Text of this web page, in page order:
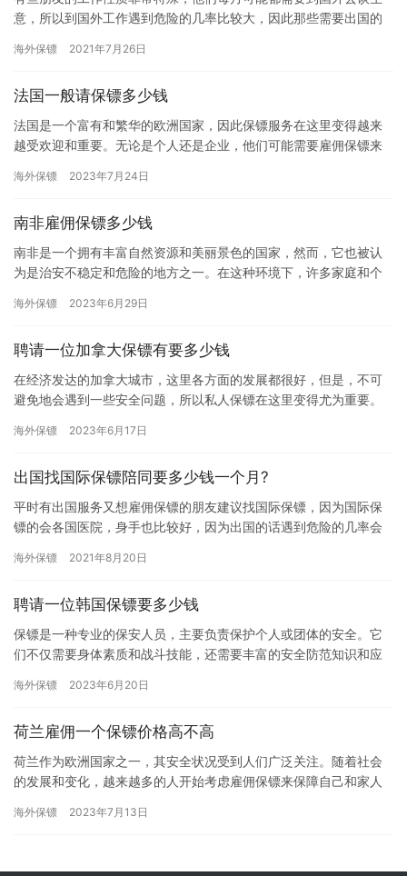
意，所以到国外工作遇到危险的几率比较大，因此那些需要出国的
看吧…
海外保镖 2021年7月26日
法国一般请保镖多少钱
法国是一个富有和繁华的欧洲国家，因此保镖服务在这里变得越来
越受欢迎和重要。无论是个人还是企业，他们可能需要雇佣保镖来
是一…
海外保镖 2023年7月24日
南非雇佣保镖多少钱
南非是一个拥有丰富自然资源和美丽景色的国家，然而，它也被认
为是治安不稳定和危险的地方之一。在这种环境下，许多家庭和个
费用是…
海外保镖 2023年6月29日
聘请一位加拿大保镖有要多少钱
在经济发达的加拿大城市，这里各方面的发展都很好，但是，不可
避免地会遇到一些安全问题，所以私人保镖在这里变得尤为重要。
来详细…
海外保镖 2023年6月17日
出国找国际保镖陪同要多少钱一个月?
平时有出国服务又想雇佣保镖的朋友建议找国际保镖，因为国际保
镖的会各国医院，身手也比较好，因为出国的话遇到危险的几率会
陪同要…
海外保镖 2021年8月20日
聘请一位韩国保镖要多少钱
保镖是一种专业的保安人员，主要负责保护个人或团体的安全。它
们不仅需要身体素质和战斗技能，还需要丰富的安全防范知识和应
角度分…
海外保镖 2023年6月20日
荷兰雇佣一个保镖价格高不高
荷兰作为欧洲国家之一，其安全状况受到人们广泛关注。随着社会
的发展和变化，越来越多的人开始考虑雇佣保镖来保障自己和家人
人的关…
海外保镖 2023年7月13日